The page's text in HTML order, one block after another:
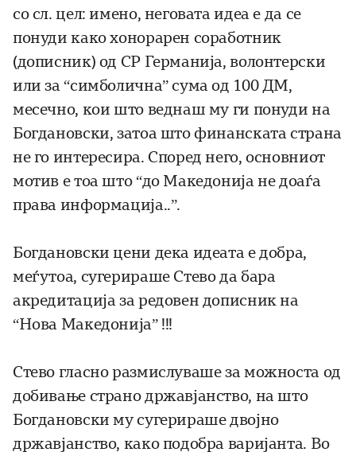
со сл. цел: имено, неговата идеа е да се
понуди како хонорарен соработник
(дописник) од СР Германија, волонтерски
или за “симболична” сума од 100 ДМ,
месечно, кои што веднаш му ги понуди на
Богдановски, затоа што финанската страна
не го интересира. Според него, основниот
мотив е тоа што “до Македонија не доаѓа
права информација..”.
Богдановски цени дека идеата е добра,
меѓутоа, сугерираше Стево да бара
акредитација за редовен дописник на
“Нова Македонија” !!!
Стево гласно размислуваше за можноста од
добивање страно државјанство, на што
Богдановски му сугерираше двојно
државјанство, како подобра варијанта. Во